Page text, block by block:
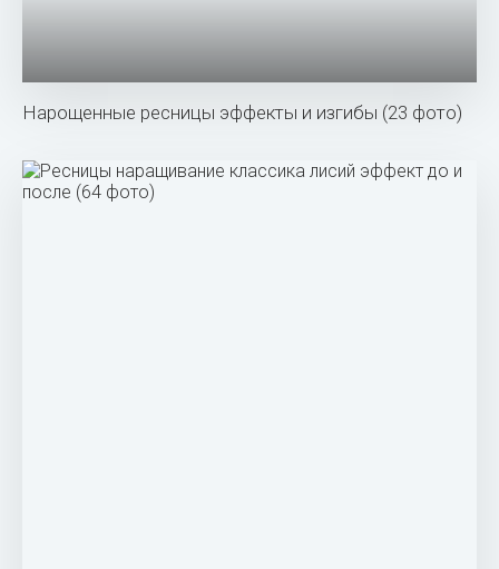
Нарощенные ресницы эффекты и изгибы (23 фото)